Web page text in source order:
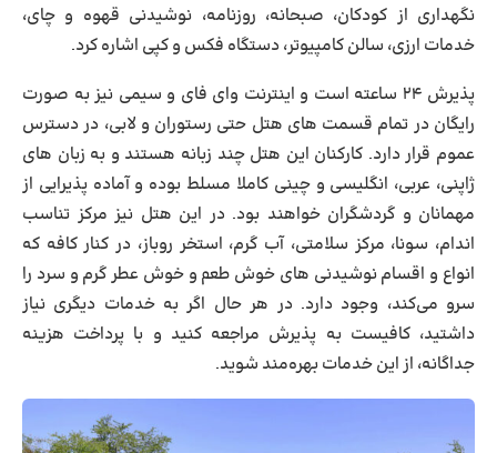
نگهداری از کودکان، صبحانه، روزنامه، نوشیدنی قهوه و چای،
خدمات ارزی، سالن کامپیوتر، دستگاه فکس و کپی اشاره کرد.
پذیرش ۲۴ ساعته است و اینترنت وای فای و سیمی نیز به صورت
رایگان در تمام قسمت های هتل حتی رستوران و لابی، در دسترس
عموم قرار دارد. کارکنان این هتل چند زبانه هستند و به زبان های
ژاپنی، عربی، انگلیسی و چینی کاملا مسلط بوده و آماده پذیرایی از
مهمانان و گردشگران خواهند بود. در این هتل نیز مرکز تناسب
اندام، سونا، مرکز سلامتی، آب گرم، استخر روباز، در کنار کافه که
انواع و اقسام نوشیدنی های خوش طعم و خوش عطر گرم و سرد را
سرو می‌کند، وجود دارد. در هر حال اگر به خدمات دیگری نیاز
داشتید، کافیست به پذیرش مراجعه کنید و با پرداخت هزینه
جداگانه، از این خدمات بهره‌مند شوید.